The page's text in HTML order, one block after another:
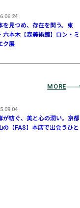
を見つめ、存在を問う。東
六本木【森美術館】ロン・ミ
ク展
MORE
が紡ぐ、美と心の潤い。京都
の【FAS】本店で出会うひと